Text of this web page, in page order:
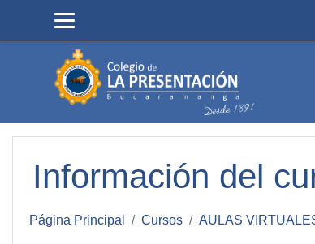
Información del
Página Principal Cursos AULAS